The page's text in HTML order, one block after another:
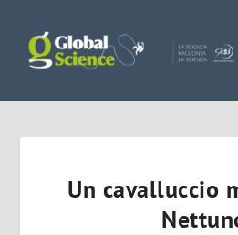
Un cavalluccio